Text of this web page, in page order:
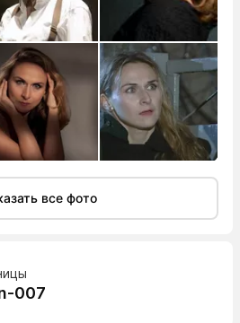
все фото
007